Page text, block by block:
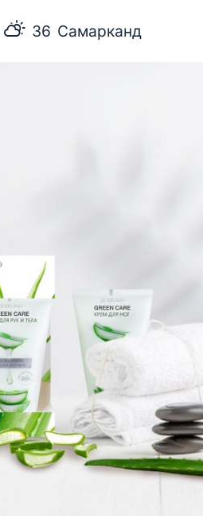
36 Самарканд